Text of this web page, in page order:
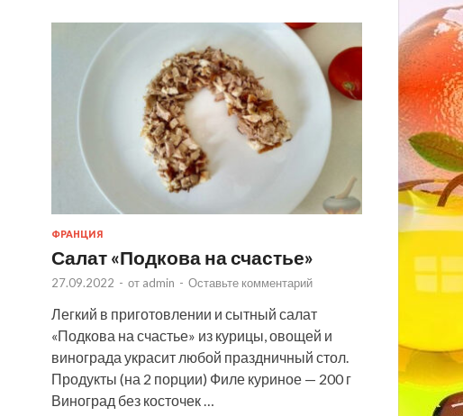
ФРАНЦИЯ
Салат «Подкова на счастье»
27.09.2022 - от admin - Оставьте комментарий
Легкий в приготовлении и сытный салат
«Подкова на счастье» из курицы, овощей и
винограда украсит любой праздничный стол.
Продукты (на 2 порции) Филе куриное — 200 г
Виноград без косточек …